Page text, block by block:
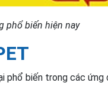
phổ biến hiện nay
phổ biến trong các ứng